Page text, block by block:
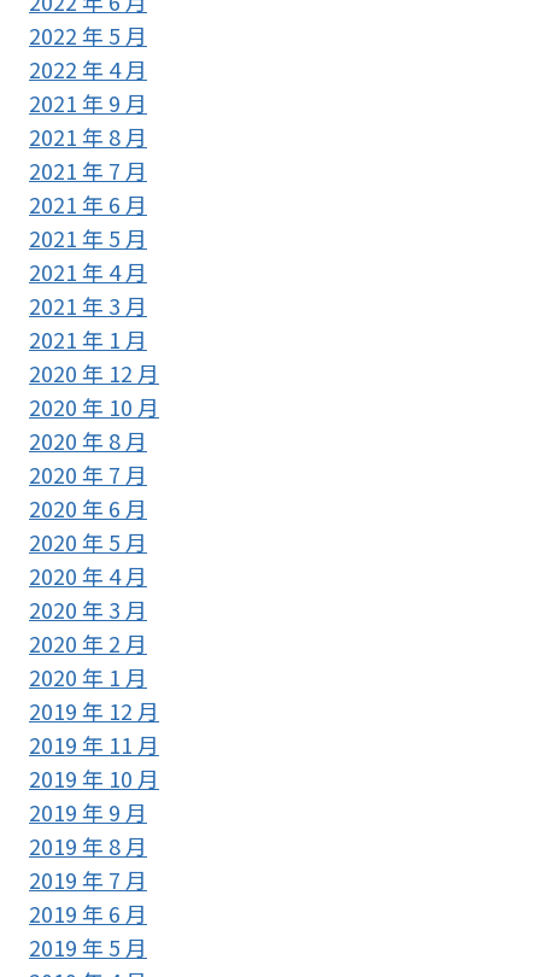
2022 年 5 月
2022 年 4 月
2021 年 9 月
2021 年 8 月
2021 年 7 月
2021 年 6 月
2021 年 5 月
2021 年 4 月
2021 年 3 月
2021 年 1 月
2020 年 12 月
2020 年 10 月
2020 年 8 月
2020 年 7 月
2020 年 6 月
2020 年 5 月
2020 年 4 月
2020 年 3 月
2020 年 2 月
2020 年 1 月
2019 年 12 月
2019 年 11 月
2019 年 10 月
2019 年 9 月
2019 年 8 月
2019 年 7 月
2019 年 6 月
2019 年 5 月